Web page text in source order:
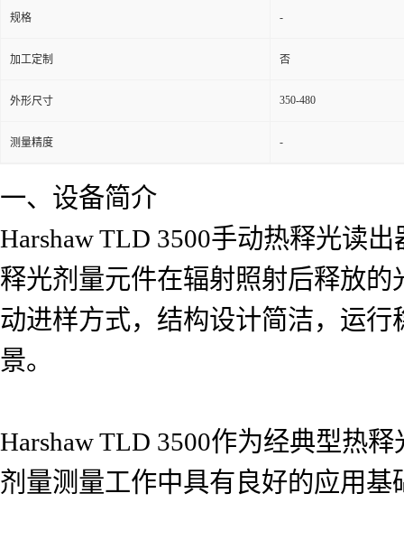
规格 -
加工定制 否
外形尺寸 350-480
测量精度 -
一、设备简介
Harshaw TLD 3500手动热释光读
释光剂量元件在辐射照射后释放
动进样方式，结构设计简洁，运
景。
Harshaw TLD 3500作为经典型热
剂量测量工作中具有良好的应用基